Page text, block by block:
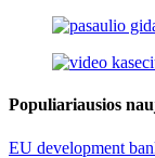
Populiariausios
EU development